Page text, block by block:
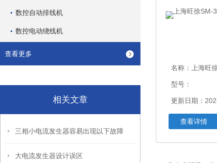
数控自动排线机
数控电动绕线机
查看更多
相关文章
三相小电流发生器容易出现以下故障
大电流发生器设计误区
名称： 上海旺徐
型号：
更新日期：
查看详情